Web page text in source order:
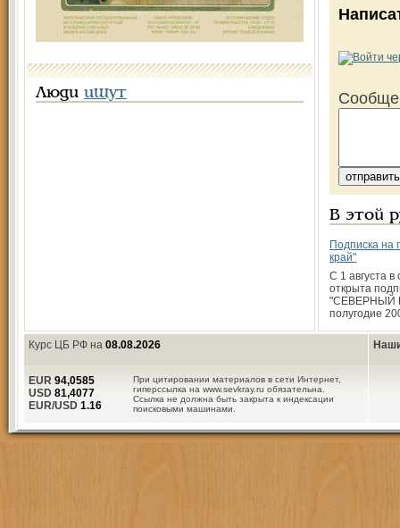
Люди ищут
В этой
Подписка на
край"
С 1 августа в
открыта
"СЕВЕРНЫЙ
полугодие
Курс ЦБ РФ на 08.08.2026
При цитировании материалов в сети Интернет,
гиперссылка на www.sevkray.ru обязательна.
Ссылка не должна быть закрыта к индексации
поисковыми машинами.
EUR 94,0585
USD 81,4077
EUR/USD 1.16